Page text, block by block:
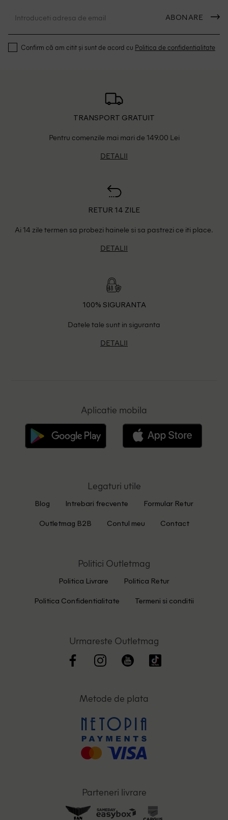
ABONARE
Confirm că am citit și sunt de acord cu Politica de confidentialitate
TRANSPORT GRATUIT
Pentru comenzile mai mari de 149.00 Lei
DETALII
RETUR 14 ZILE
Ai 14 zile termen sa probezi hainele si sa pastrezi ce iti place.
DETALII
100% SIGURANTA
Datele tale sunt in siguranta
DETALII
Aplicatie mobila
Legaturi utile
Blog Intrebari frecvente Formular Retur
Outletmag B2B Contul meu Contact
Politici Outletmag
Politica Livrare Politica Retur
Politica Confidentialitate Termeni si conditii
Urmareste Outletmag
Metode de plata
Parteneri livrare